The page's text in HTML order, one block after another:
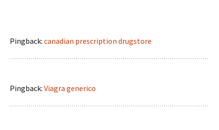
Pingback: canadian prescription drugstore
Pingback: Viagra generico